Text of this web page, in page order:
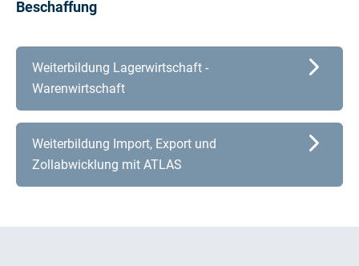
Beschaffung
Weiterbildung Lagerwirtschaft -
Warenwirtschaft
Weiterbildung Import, Export und
Zollabwicklung mit ATLAS